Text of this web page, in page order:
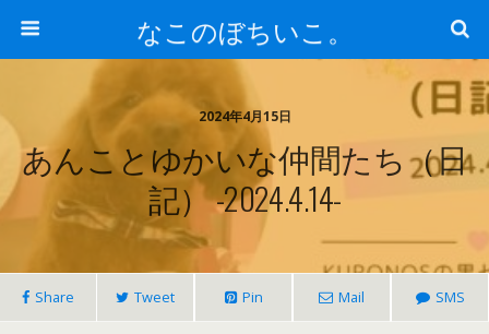
なこのぼちいこ。
2024年4月15日
あんことゆかいな仲間たち（日
記） -2024.4.14-
Share Tweet Pin Mail SMS